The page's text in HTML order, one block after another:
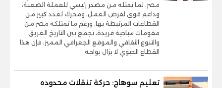
مصر، لما تمثله من مصدر رئيسي للعملة الصعبة،
وداعم قوي لفرص العمل، ومحرك لعدد كبير من
القطاعات المرتبطة بها. ورغم ما تمتلكه مصر من
مقومات سياحية فريدة، تجمع بين التاريخ العريق
والتنوع الثقافي والموقع الجغرافي المميز، فإن هذا
القطاع الحيوي لا يزال يواجه
تعليم سوهاج: حركة تنقلات محدوده